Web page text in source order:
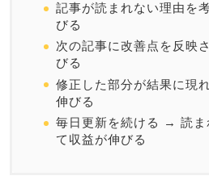
記事が読まれない理由を
びる
次の記事に改善点を反映
びる
修正した部分が結果に現
伸びる
毎日更新を続ける → 読ま
て収益が伸びる